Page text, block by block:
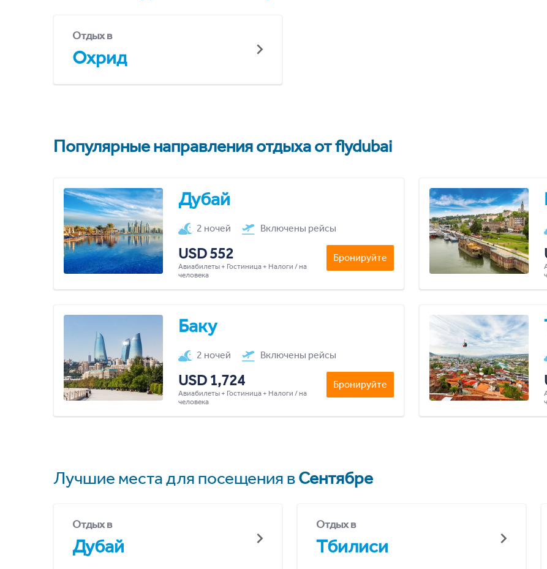
Отдых в
Охрид
Популярные направления отдыха от flydubai
Дубай
2 ночей Включены рейсы
USD 552
Авиабилеты + Гостиница + Налоги / на
человека
Бронируйте
Баку
2 ночей Включены рейсы
USD 1,724
Авиабилеты + Гостиница + Налоги / на
человека
Бронируйте
Лучшие места для посещения вСентябре
Отдых в
Дубай
Отдых в
Тбилиси